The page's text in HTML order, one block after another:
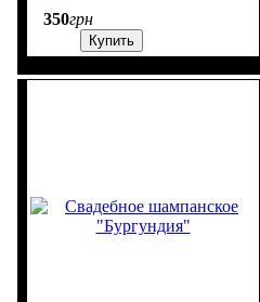
350грн
Купить